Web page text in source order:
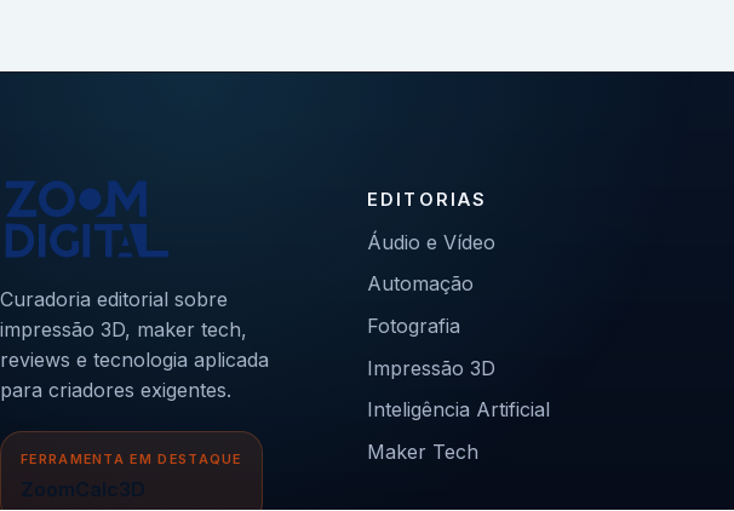
Curadoria editorial sobre
impressão 3D, maker tech,
reviews e tecnologia aplicada
para criadores exigentes.
FERRAMENTA EM DESTAQUE
ZoomCalc3D
EDITORIAS
Áudio e Vídeo
Automação
Fotografia
Impressão 3D
Inteligência Artificial
Maker Tech